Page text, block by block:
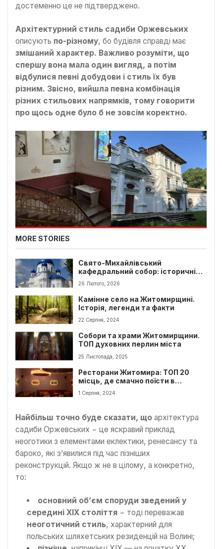
достеменно це не підтверджено.
Архітектурний стиль садиби Оржевських
описують по-різному, бо будівля справді має
змішаний характер. Важливо розуміти, що
спершу вона мала один вигляд, а потім
відбулися певні добудови і стиль їх був
різним. Звісно, вийшла певна комбінація
різних стильових напрямків, тому говорити
про щось одне було б не зовсім коректно.
MORE STORIES
Свято-Михайлівський
кафедральний собор: історичні
факти та богослужіння
26 Лютого, 2026
Камінне село на Житомирщині.
Історія, легенди та факти
22 Серпня, 2024
Собори та храми Житомирщини.
ТОП духовних перлин міста
25 Листопада, 2025
Ресторани Житомира: ТОП 20
місць, де смачно поїсти в
Житомирі
1 Серпня, 2024
Найбільш точно буде сказати, що архітектура
садиби Оржевських − це яскравий приклад
неоготики з елементами еклектики, ренесансу та
бароко, які з’явилися під час пізніших
реконструкцій. Якщо ж не в цілому, а конкретно,
то:
основний об’єм споруди зведений у
середині XIX століття − тоді переважав
неоготичний стиль, характерний для
польських шляхетських резиденцій на Волині;